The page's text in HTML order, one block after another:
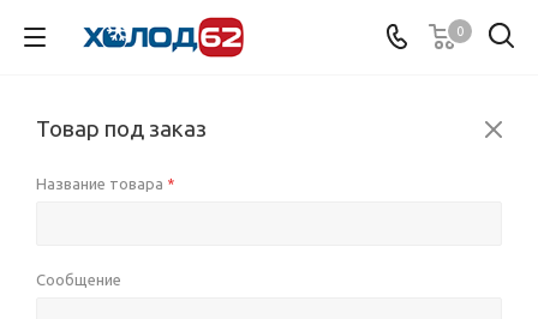
0
Товар под заказ
Название товара *
Сообщение